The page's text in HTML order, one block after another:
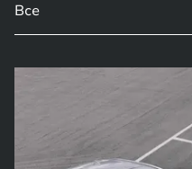
Все